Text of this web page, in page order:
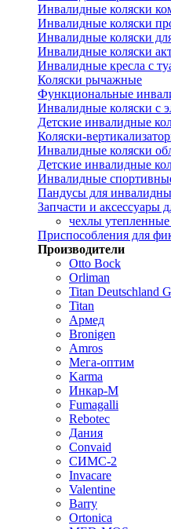
Инвалидные коляски
Инвалидные коляски
Инвалидные коляски
Инвалидные коляски
Инвалидные кресла с
Коляски рычажные
Функциональные
Инвалидные коляски с
Детские инвалидные
Коляски-
Инвалидные коляски
Детские инвалидные
Инвалидные
Пандусы для
Запчасти и аксессуары
чехлы
Приспособления для
Производители
Otto Bock
Orliman
Titan Deutschland
Titan
Армед
Bronigen
Amros
Мега-оптим
Karma
Инкар-М
Fumagalli
Rebotec
Дания
Convaid
СИМС-2
Invacare
Valentine
Barry
Ortonica